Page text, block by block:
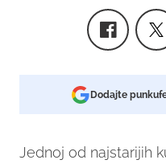
Dodajte
Jednoj od najstarijih